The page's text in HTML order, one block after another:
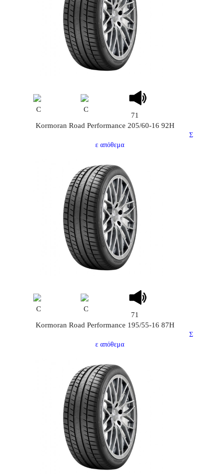
C C
71
Kormoran Road Performance 205/60-16 92H
Σ
ε απόθεμα
C C
71
Kormoran Road Performance 195/55-16 87H
Σ
ε απόθεμα